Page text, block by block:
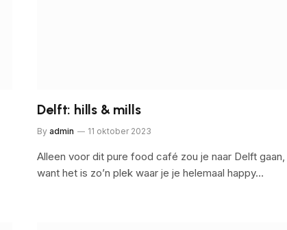
Delft: hills & mills
By admin 11 oktober 2023
Alleen voor dit pure food café zou je naar Delft gaan,
want het is zo’n plek waar je je helemaal happy…